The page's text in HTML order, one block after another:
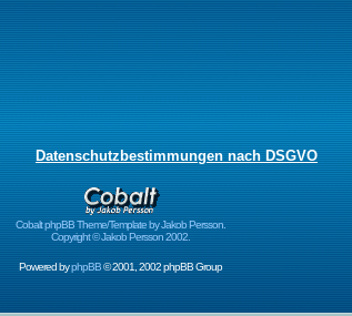
Datenschutzbestimmungen nach DSGVO
Cobalt phpBB Theme/Template by Jakob Persson.
Copyright © Jakob Persson 2002.
Powered byphpBB© 2001, 2002 phpBB Group